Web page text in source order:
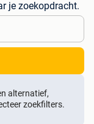
je zoekopdracht.
alternatief,
zoekfilters.